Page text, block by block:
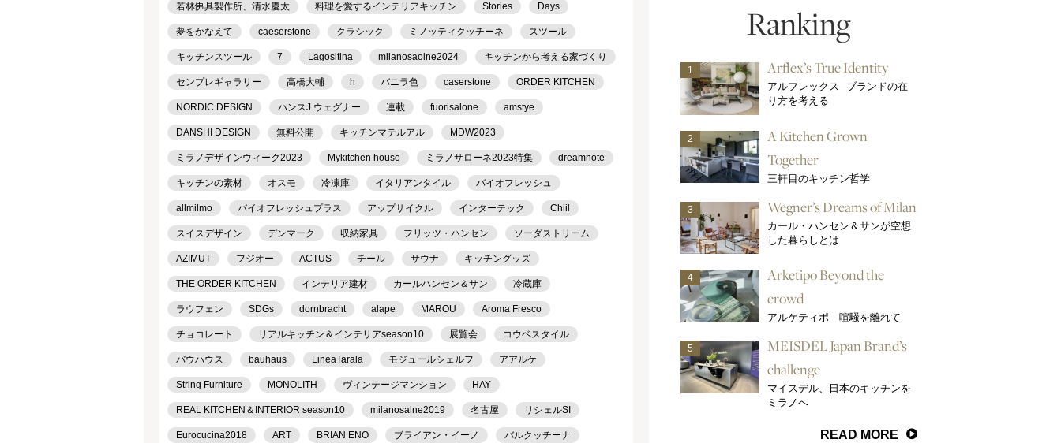
若林佛具製作所、清水慶太 料理を愛するインテリアキッチン Stories Days
夢をかなえて caeserstone クラシック ミノッティクッチーネ スツール
キッチンスツール 7 Lagositina milanosaolne2024 キッチンから考える家づくり
センプレギャラリー 高橋大輔 h バニラ色 caserstone ORDER KITCHEN
NORDIC DESIGN ハンスJ.ウェグナー 連載 fuorisalone amstye
DANSHI DESIGN 無料公開 キッチンマテルアル MDW2023
ミラノデザインウィーク2023 Mykitchen house ミラノサローネ2023特集 dreamnote
キッチンの素材 オスモ 冷凍庫 イタリアンタイル バイオフレッシュ
allmilmo バイオフレッシュプラス アップサイクル インターテック Chiil
スイスデザイン デンマーク 収納家具 フリッツ・ハンセン ソーダストリーム
AZIMUT フジオー ACTUS チール サウナ キッチングッズ
THE ORDER KITCHEN インテリア建材 カールハンセン＆サン 冷蔵庫
ラウフェン SDGs dornbracht alape MAROU Aroma Fresco
チョコレート リアルキッチン＆インテリアseason10 展覧会 コウベスタイル
バウハウス bauhaus LineaTarala モジュールシェルフ アアルケ
String Furniture MONOLITH ヴィンテージマンション HAY
REAL KITCHEN＆INTERIOR season10 milanosalne2019 名古屋 リシェルSI
Eurocucina2018 ART BRIAN ENO ブライアン・イーノ バルクッチーナ
Ranking
1 Arflex’s True Identity
アルフレックス─ブランドの在
り方を考える
2
A Kitchen Grown
Together
三軒目のキッチン哲学
3 Wegner’s Dreams of Milan
カール・ハンセン＆サンが空想
した暮らしとは
4
Arketipo Beyond the
crowd
アルケティポ 喧騒を離れて
5
MEISDEL Japan Brand’s
challenge
マイスデル、日本のキッチンを
ミラノへ
READ MORE